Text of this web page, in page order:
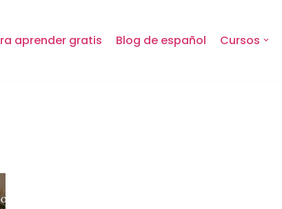
aprender gratis Blog de español Cursos